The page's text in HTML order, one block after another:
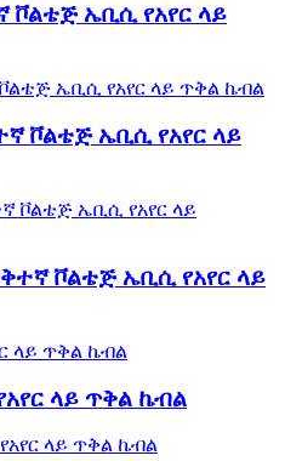
ቮልቴጅ ኤቢሲ የአየር ላይ
ቮልቴጅ ኤቢሲ የአየር ላይ
ቮልቴጅ ኤቢሲ የአየር ላይ
ላይ ጥቅል ኬብል